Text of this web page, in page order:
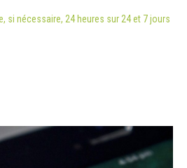
si nécessaire, 24 heures sur 24 et 7 jours